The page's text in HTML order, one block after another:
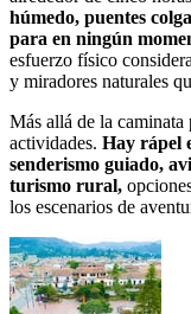
húmedo, puentes
para en ningún
esfuerzo físico
y miradores naturales
Más allá de la
actividades. Hay rápel
senderismo guiado,
turismo rural,
los escenarios de